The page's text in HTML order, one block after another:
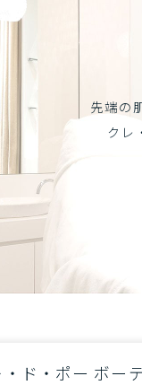
先端の
クレ
・ド・ポー ボー